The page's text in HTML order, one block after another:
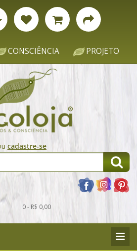
CONSCIÊNCIA PROJETO
cadastre-se
0 - R$ 0,00